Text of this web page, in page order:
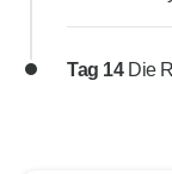
Tag 14 Die